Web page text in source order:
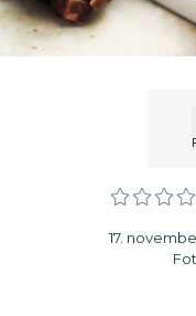
17.